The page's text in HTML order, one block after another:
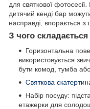
для святкової
дитячий кенді бар
насправді, впорається
З чого
Горизонтальна
використовується
бути комод, тумба
Святкова
Набір посуду:
етажерки для